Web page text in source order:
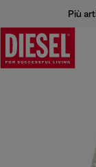
Più